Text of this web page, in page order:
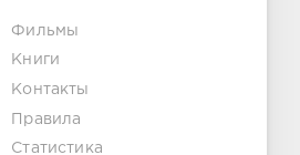
Фильмы
Книги
Контакты
Правила
Статистика